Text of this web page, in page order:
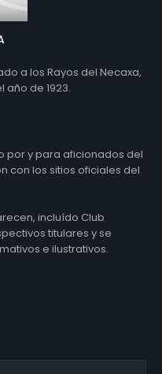
a los Rayos del Necaxa,
año de 1923.
por y para aficionados del
con los sitios oficiales del
incluído Club
titulares y se
e ilustrativos.